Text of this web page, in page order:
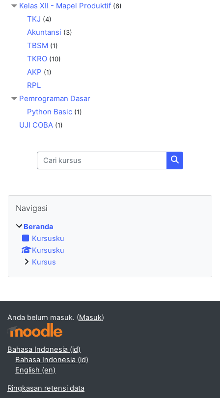
Kelas XII - Mapel Produktif (6)
TKJ (4)
Akuntansi (3)
TBSM (1)
TKRO (10)
AKP (1)
RPL
Pemrograman Dasar
Python Basic (1)
UJI COBA (1)
Cari kursus
Cari kursus
Navigasi
Beranda
Kursusku
Kursusku
Kursus
Anda belum masuk. (Masuk)
Bahasa Indonesia ‎(id)‎
Bahasa Indonesia ‎(id)‎
English ‎(en)‎
Ringkasan retensi data